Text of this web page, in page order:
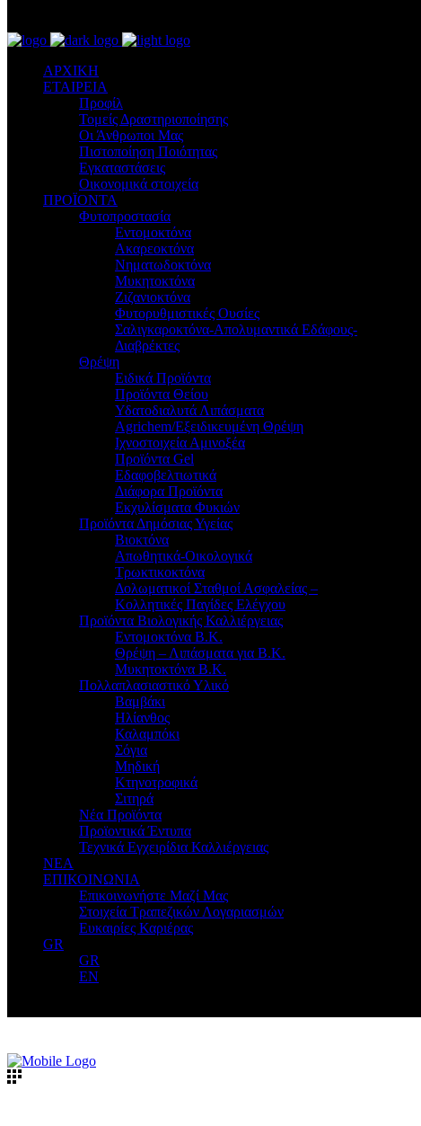
ΑΡΧΙΚΗ
ΕΤΑΙΡΕΙΑ
Προφίλ
Τομείς Δραστηριοποίησης
Οι Άνθρωποι Μας
Πιστοποίηση Ποιότητας
Εγκαταστάσεις
Οικονομικά στοιχεία
ΠΡΟΪΟΝΤΑ
Φυτοπροστασία
Εντομοκτόνα
Ακαρεοκτόνα
Νηματωδοκτόνα
Μυκητοκτόνα
Ζιζανιοκτόνα
Φυτορυθμιστικές Ουσίες
Σαλιγκαροκτόνα-Απολυμαντικά Εδάφους-
Διαβρέκτες
Θρέψη
Ειδικά Προϊόντα
Προϊόντα Θείου
Υδατοδιαλυτά Λιπάσματα
Agrichem/Εξειδικευμένη Θρέψη
Ιχνοστοιχεία Αμινοξέα
Προϊόντα Gel
Εδαφοβελτιωτικά
Διάφορα Προϊόντα
Εκχυλίσματα Φυκιών
Προϊόντα Δημόσιας Υγείας
Βιοκτόνα
Απωθητικά-Οικολογικά
Τρωκτικοκτόνα
Δολωματικοί Σταθμοί Ασφαλείας –
Κολλητικές Παγίδες Ελέγχου
Προϊόντα Βιολογικής Καλλιέργειας
Εντομοκτόνα Β.Κ.
Θρέψη – Λιπάσματα για Β.Κ.
Μυκητοκτόνα Β.Κ.
Πολλαπλασιαστικό Υλικό
Βαμβάκι
Ηλίανθος
Καλαμπόκι
Σόγια
Μηδική
Κτηνοτροφικά
Σιτηρά
Νέα Προϊόντα
Προϊοντικά Έντυπα
Τεχνικά Εγχειρίδια Καλλιέργειας
ΝΕΑ
ΕΠΙΚΟΙΝΩΝΙΑ
Επικοινωνήστε Μαζί Μας
Στοιχεία Τραπεζικών Λογαριασμών
Ευκαιρίες Καριέρας
GR
GR
EN